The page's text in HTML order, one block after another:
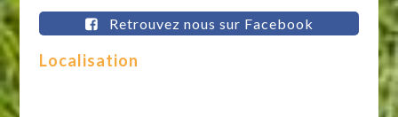
Retrouvez nous sur Facebook
Localisation